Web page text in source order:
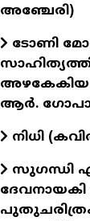
അഞ്ചേരി)
ടോണി
ആർ.
നിധി
സുഗന്ധി
പുതുചരിത്രം